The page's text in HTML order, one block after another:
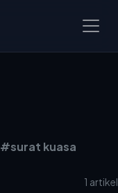
#surat kuasa
1 artikel